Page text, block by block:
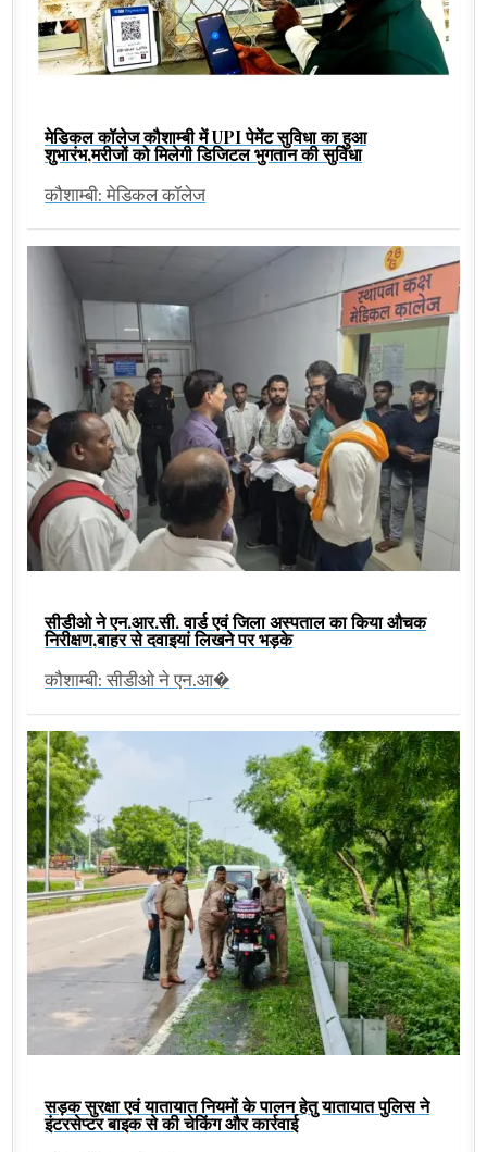
मेडिकल कॉलेज कौशाम्बी में UPI पेमेंट सुविधा का हुआ
शुभारंभ,मरीजों को मिलेगी डिजिटल भुगतान की सुविधा
कौशाम्बी: मेडिकल कॉलेज
सीडीओ ने एन.आर.सी. वार्ड एवं जिला अस्पताल का किया औचक
निरीक्षण,बाहर से दवाइयां लिखने पर भड़के
कौशाम्बी: सीडीओ ने एन.आ�
सड़क सुरक्षा एवं यातायात नियमों के पालन हेतु यातायात पुलिस ने
इंटरसेप्टर बाइक से की चेकिंग और कार्रवाई